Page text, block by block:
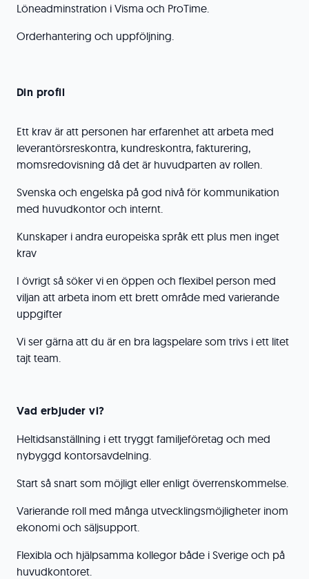
Löneadminstration i Visma och ProTime.
Orderhantering och uppföljning.
Din profil
Ett krav är att personen har erfarenhet att arbeta med
leverantörsreskontra, kundreskontra, fakturering,
momsredovisning då det är huvudparten av rollen.
Svenska och engelska på god nivå för kommunikation
med huvudkontor och internt.
Kunskaper i andra europeiska språk ett plus men inget
krav
I övrigt så söker vi en öppen och flexibel person med
viljan att arbeta inom ett brett område med varierande
uppgifter
Vi ser gärna att du är en bra lagspelare som trivs i ett litet
tajt team.
Vad erbjuder vi?
Heltidsanställning i ett tryggt familjeföretag och med
nybyggd kontorsavdelning.
Start så snart som möjligt eller enligt överrenskommelse.
Varierande roll med många utvecklingsmöjligheter inom
ekonomi och säljsupport.
Flexibla och hjälpsamma kollegor både i Sverige och på
huvudkontoret.